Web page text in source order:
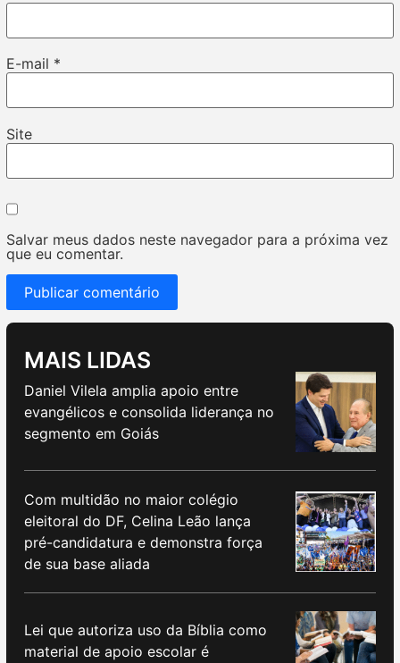
E-mail *
Site
Salvar meus dados neste navegador para a próxima vez
que eu comentar.
MAIS LIDAS
Daniel Vilela amplia apoio entre
evangélicos e consolida liderança no
segmento em Goiás
Com multidão no maior colégio
eleitoral do DF, Celina Leão lança
pré-candidatura e demonstra força
de sua base aliada
Lei que autoriza uso da Bíblia como
material de apoio escolar é